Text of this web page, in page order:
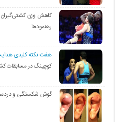
کاهش وزن
رهنمودها
هفت نکته کلیدی
کوچینگ در مسابقات
گوش شکستگی و